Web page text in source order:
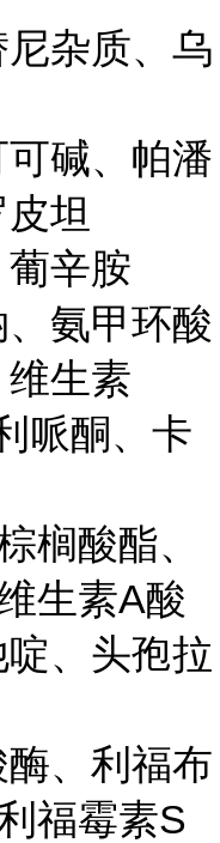
杂质、乌
碱、帕潘
坦
辛胺
氨甲环酸
生素
哌酮、卡
榈酸酯、
生素A酸
、头孢拉
、利福布
福霉素S